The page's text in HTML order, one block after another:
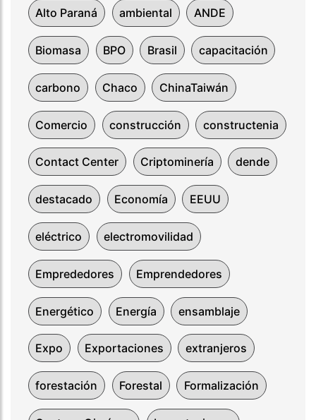
Alto Paraná ambiental ANDE
Biomasa BPO Brasil capacitación
carbono Chaco ChinaTaiwán
Comercio construcción constructenia
Contact Center Criptominería dende
destacado Economía EEUU
eléctrico electromovilidad
Emprededores Emprendedores
Energético Energía ensamblaje
Expo Exportaciones extranjeros
forestación Forestal Formalización